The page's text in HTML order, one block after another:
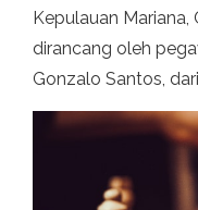
Kepulauan Mariana,
dirancang oleh
Gonzalo Santos,